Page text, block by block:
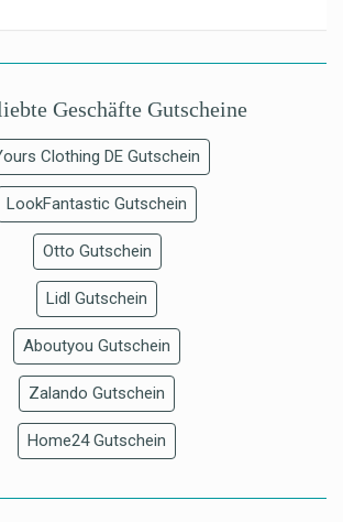
Geschäfte Gutscheine
Clothing DE Gutschein
LookFantastic Gutschein
Otto Gutschein
Lidl Gutschein
Aboutyou Gutschein
Zalando Gutschein
Home24 Gutschein